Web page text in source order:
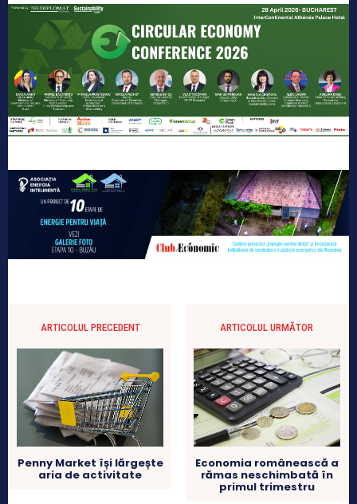
ARTICOLUL PRECEDENT
Penny Market își lărgește
aria de activitate
ARTICOLUL URMĂTOR
Economia românească a
rămas neschimbată în
primul trimestru